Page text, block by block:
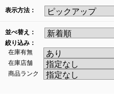
表示方法：
並べ替え：
絞り込み：
在庫有無
在庫店舗
商品ランク